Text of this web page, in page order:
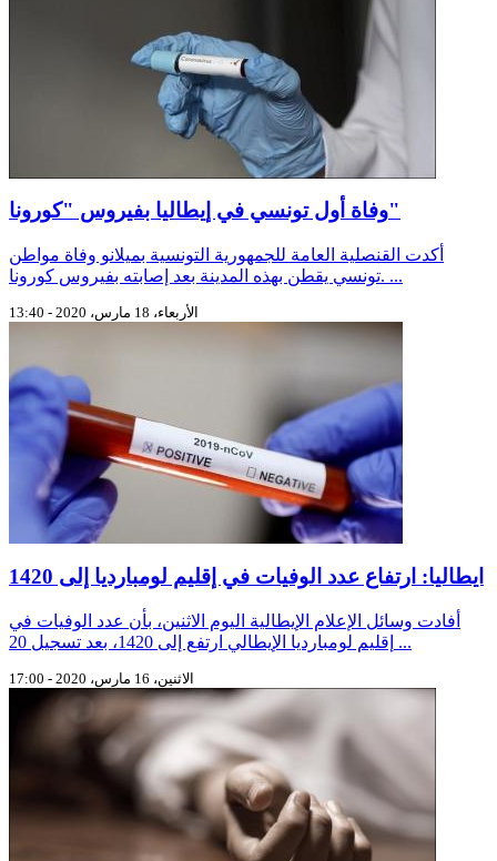
وفاة أول تونسي في إيطاليا بفيروس "كورونا"
أكدت القنصلية العامة للجمهورية التونسية بميلانو وفاة مواطن
تونسي يقطن بهذه المدينة بعد إصابته بفيروس كورونا. ...
الأربعاء، 18 مارس، 2020 - 13:40
ايطاليا: ارتفاع عدد الوفيات في إقليم لومبارديا إلى 1420
أفادت وسائل الإعلام الإيطالية اليوم الاثنين، بأن عدد الوفيات في
إقليم لومبارديا الإيطالي ارتفع إلى 1420، بعد تسجيل 20 ...
الاثنين، 16 مارس، 2020 - 17:00